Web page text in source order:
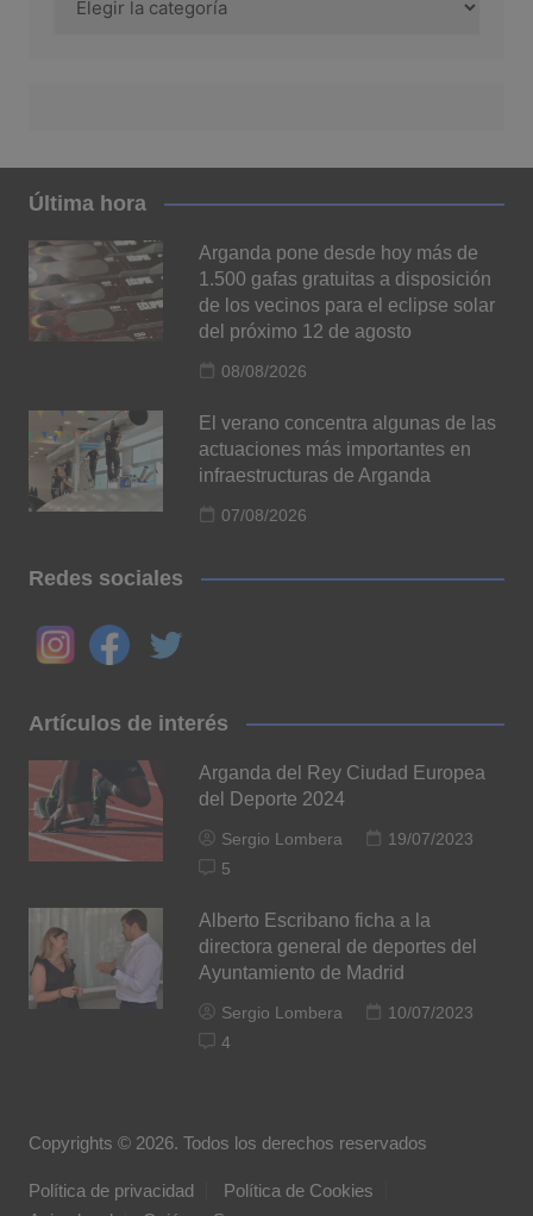
Última hora
Arganda pone desde hoy más de
1.500 gafas gratuitas a disposición
de los vecinos para el eclipse solar
del próximo 12 de agosto
08/08/2026
El verano concentra algunas de las
actuaciones más importantes en
infraestructuras de Arganda
07/08/2026
Redes sociales
Artículos de interés
Arganda del Rey Ciudad Europea
del Deporte 2024
Sergio Lombera
19/07/2023
5
Alberto Escribano ficha a la
directora general de deportes del
Ayuntamiento de Madrid
Sergio Lombera
10/07/2023
4
Copyrights © 2026. Todos los derechos reservados
Política de privacidad
Política de Cookies